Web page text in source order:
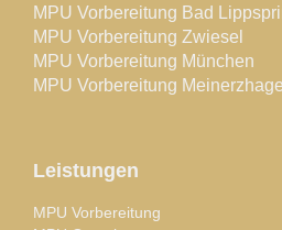
MPU Vorbereitung Bad
MPU Vorbereitung Zwiesel
MPU Vorbereitung München
MPU Vorbereitung
Leistungen
MPU Vorbereitung